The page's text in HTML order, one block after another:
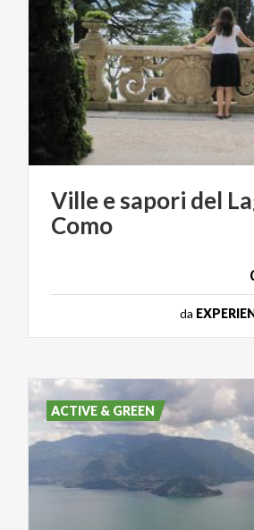
Villeesapori del
Como
da
ACTIVE & GREEN